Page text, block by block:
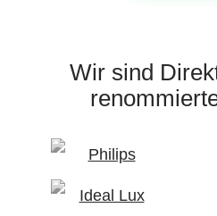
Wir sind